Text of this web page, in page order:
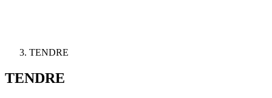
TENDRE
TENDRE